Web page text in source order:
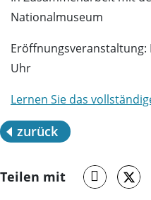
Nationalmuseum
Eröffnungsveranstaltung:
Uhr
Lernen Sie das
zurück
Teilen mit